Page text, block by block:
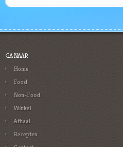
GA NAAR
Home
Food
Non-Food
Winkel
Afhaal
Recepten